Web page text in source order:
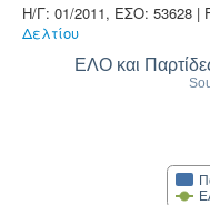
Η/Γ: 01/2011, ΕΣΟ: 53628 |
Δελτίου
ΕΛΟ και